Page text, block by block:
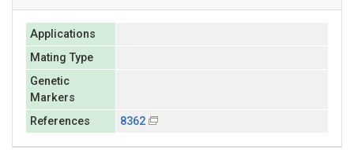
Applications
Mating Type
Genetic
Markers
References
8362